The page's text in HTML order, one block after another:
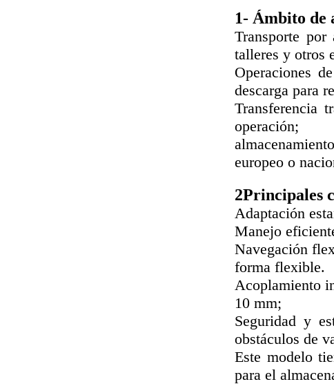
1- Ámbito de
Transporte
talleres y otros
Operaciones
descarga para
Transferencia
operación;
europeo o
2Principales
Adaptación
Manejo
Navegación
forma flexible.
Acoplamiento
10 mm;
Seguridad y
obstáculos de
Este modelo
para el